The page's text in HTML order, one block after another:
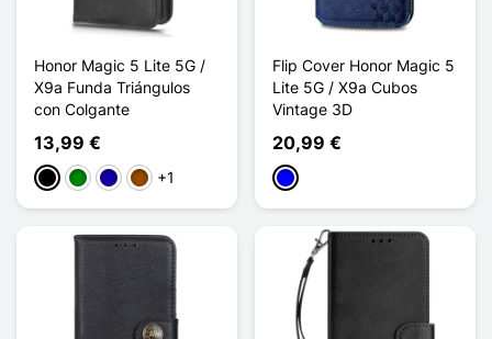
Honor Magic 5 Lite 5G /
X9a Funda Triángulos
con Colgante
13,99 €
NegroVerdeAzul oscuro
Marrón
+1
Flip Cover Honor Magic 5
Lite 5G / X9a Cubos
Vintage 3D
20,99 €
Azul